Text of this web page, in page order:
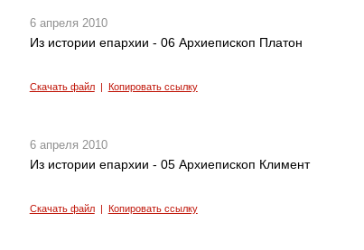
6 апреля 2010
Из истории епархии - 06 Архиепископ Платон
Скачать файл| Копировать ссылку
6 апреля 2010
Из истории епархии - 05 Архиепископ Климент
Скачать файл| Копировать ссылку